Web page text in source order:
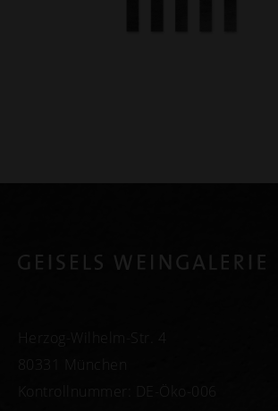
Herzog-Wilhelm-Str. 4
80331 München
Kontrollnummer: DE-Öko-006